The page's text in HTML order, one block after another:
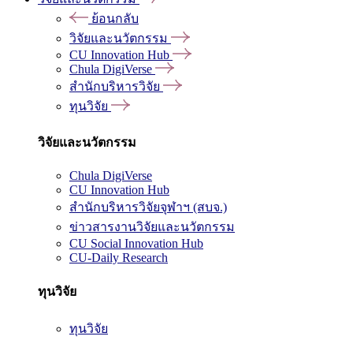
ย้อนกลับ
วิจัยและนวัตกรรม
CU Innovation Hub
Chula DigiVerse
สำนักบริหารวิจัย
ทุนวิจัย
วิจัยและนวัตกรรม
Chula DigiVerse
CU Innovation Hub
สำนักบริหารวิจัยจุฬาฯ (สบจ.)
ข่าวสารงานวิจัยและนวัตกรรม
CU Social Innovation Hub
CU-Daily Research
ทุนวิจัย
ทุนวิจัย